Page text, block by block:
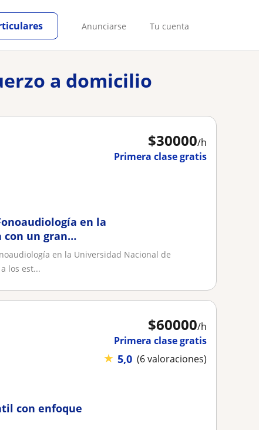
Anunciarse Tu cuenta
a domicilio
$30000/h
Primera clase gratis
en la
con un gran
en la Universidad Nacional de
los est...
$60000/h
Primera clase gratis
★ 5,0 (6 valoraciones)
con enfoque